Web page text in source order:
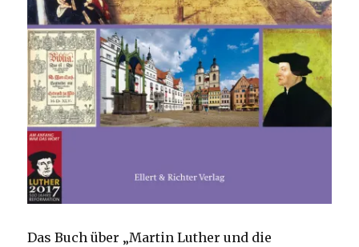
Das Buch über „Martin Luther und die